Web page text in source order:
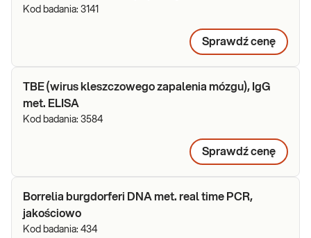
Kod badania: 3141
Sprawdź cenę
TBE (wirus kleszczowego zapalenia mózgu), IgG
met. ELISA
Kod badania: 3584
Sprawdź cenę
Borrelia burgdorferi DNA met. real time PCR,
jakościowo
Kod badania: 434